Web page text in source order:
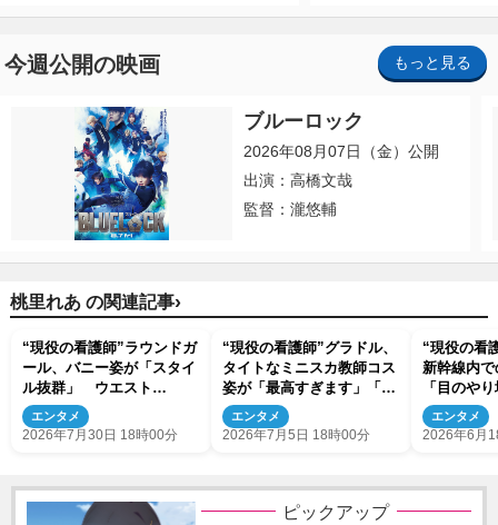
今週公開の映画 もっと見る
ブルーロック
2026年08月07日（金）公開
出演：高橋文哉
監督：瀧悠輔
桃里れあ の関連記事›
“現役の看護師”ラウンドガ
ール、バニー姿が「スタイ
ル抜群」 ウエスト
58cm グラビアでも活躍
中
エンタメ
2026年7月30日 18時00分
“現役の看護師”グラドル、
タイトなミニスカ教師コス
姿が「最高すぎます」「授
業に集中できない」とネッ
ト衝撃
エンタメ
2026年7月5日 18時00分
“現役の看
新幹線内
「目のや
う」「ス
エスト
エンタメ
2026年6月
ピックアップ